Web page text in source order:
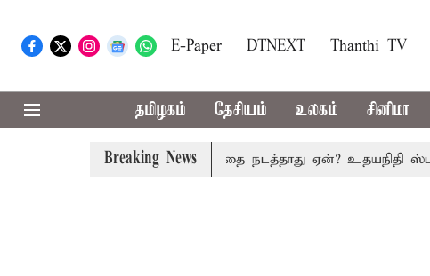
E-Paper DTNEXT Thanthi TV
தமிழகம் தேசியம் உலகம் சினிமா
Breaking News
அனைத்து கட்சி கூட்டத்தை நடத்தாது ஏன்? உதயநிதி ஸ்டாலின்